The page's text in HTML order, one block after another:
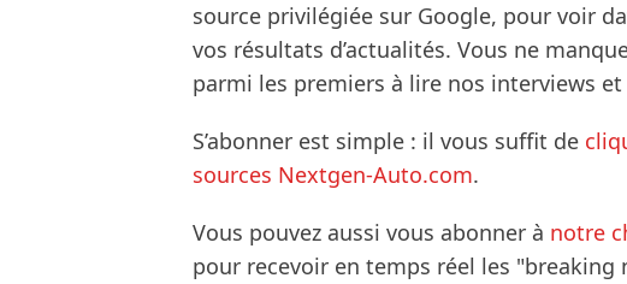
source privilégiée sur Google, pour voir
vos résultats d’actualités. Vous ne
parmi les premiers à lire nos interviews et
S’abonner est simple : il vous suffit de
sources Nextgen-Auto.com.
Vous pouvez aussi vous abonner à notre
pour recevoir en temps réel les